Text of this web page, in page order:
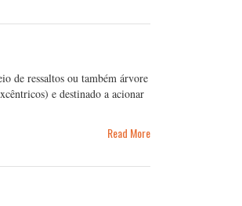
de ressaltos ou também árvore
e destinado a acionar
Read More